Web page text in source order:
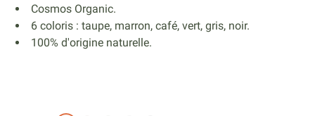
Cosmos Organic.
6 coloris : taupe, marron, café, vert, gris, noir.
100% d'origine naturelle.